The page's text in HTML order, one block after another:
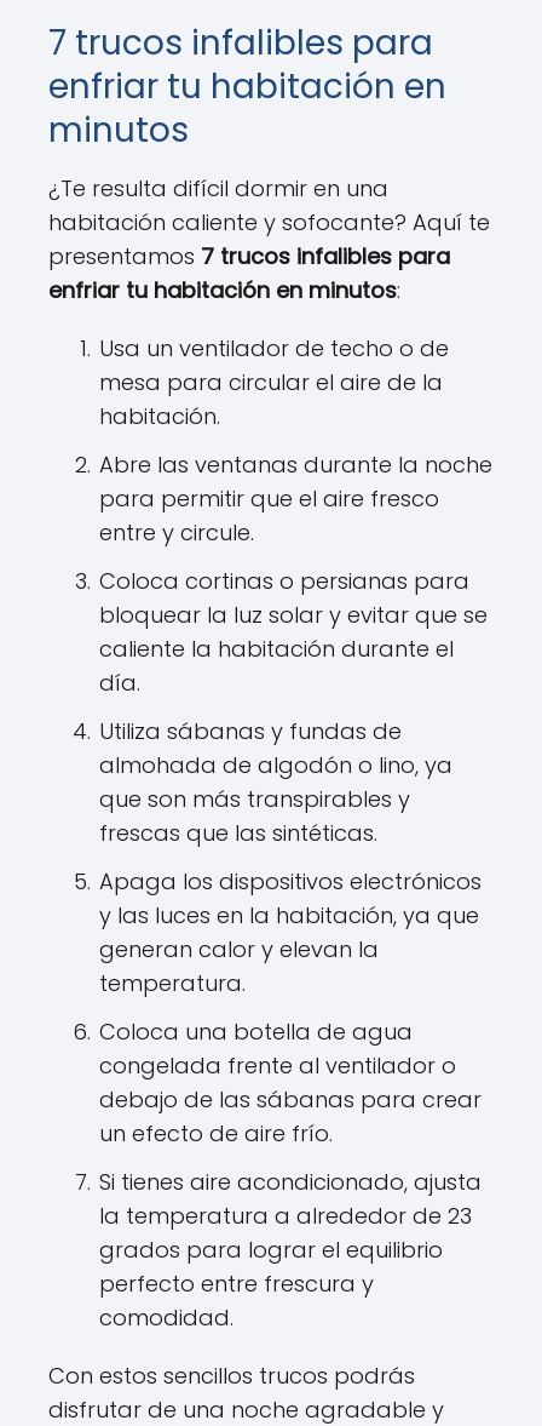
7 trucos infalibles para
enfriar tu habitación en
minutos
¿Te resulta difícil dormir en una
habitación caliente y sofocante? Aquí te
presentamos 7 trucos infalibles para
enfriar tu habitación en minutos:
Usa un ventilador de techo o de
mesa para circular el aire de la
habitación.
Abre las ventanas durante la noche
para permitir que el aire fresco
entre y circule.
Coloca cortinas o persianas para
bloquear la luz solar y evitar que se
caliente la habitación durante el
día.
Utiliza sábanas y fundas de
almohada de algodón o lino, ya
que son más transpirables y
frescas que las sintéticas.
Apaga los dispositivos electrónicos
y las luces en la habitación, ya que
generan calor y elevan la
temperatura.
Coloca una botella de agua
congelada frente al ventilador o
debajo de las sábanas para crear
un efecto de aire frío.
Si tienes aire acondicionado, ajusta
la temperatura a alrededor de 23
grados para lograr el equilibrio
perfecto entre frescura y
comodidad.
Con estos sencillos trucos podrás
disfrutar de una noche agradable y